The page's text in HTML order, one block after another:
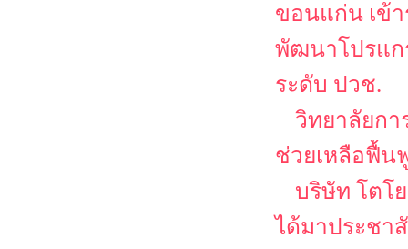
ขอนแก่น เข้
พัฒนาโปรแก
ระดับ ปวช.
วิทยาลัยกา
ช่วยเหลือฟื้น
บริษัท โตโ
ได้มาประชา